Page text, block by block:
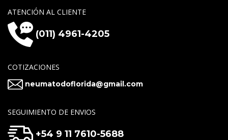
ATENCIÓN AL CLIENTE
(011) 4961-4205
COTIZACIONES
neumatodoflorida@gmail.com
SEGUIMIENTO DE ENVIOS
+54 9 11 7610-5688